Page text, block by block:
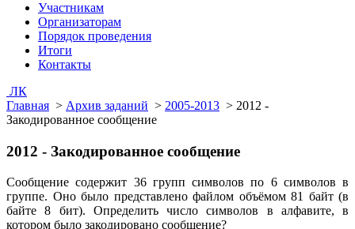
Участникам
Организаторам
Порядок проведения
Итоги
Контакты
ЛК
Главная > Архив заданий > 2005-2013 > 2012 -
Закодированное сообщение
2012 - Закодированное сообщение
Сообщение содержит 36 групп символов по 6 символов в
группе. Оно было представлено файлом объёмом 81 байт (в
байте 8 бит). Определить число символов в алфавите, в
котором было закодировано сообщение?